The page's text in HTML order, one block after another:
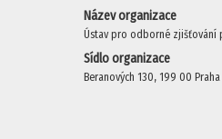
Název organizace
Ústav pro odborné zjišťování
Sídlo organizace
Beranových 130, 199 00